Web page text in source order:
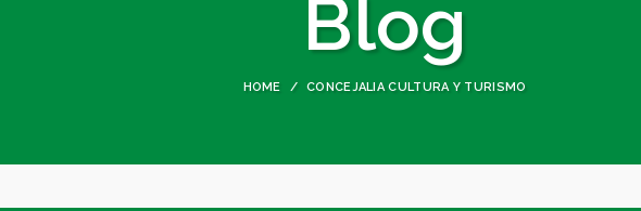
Blog
HOME CONCEJALIA CULTURA Y TURISMO